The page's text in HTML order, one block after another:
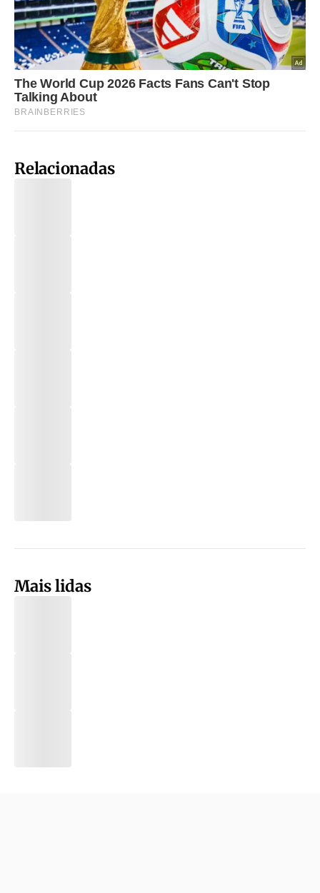
Relacionadas
Mais lidas